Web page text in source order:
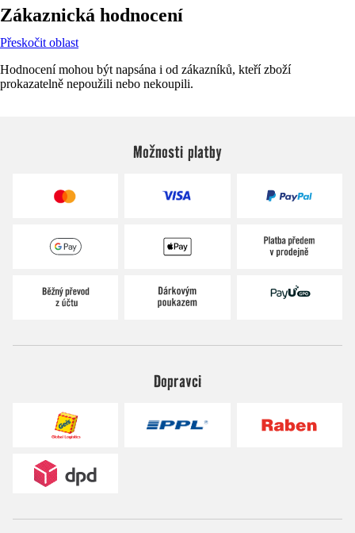
Zákaznická hodnocení
Přeskočit oblast
Hodnocení mohou být napsána i od zákazníků, kteří zboží
prokazatelně nepoužili nebo nekoupili.
Možnosti platby
Dopravci